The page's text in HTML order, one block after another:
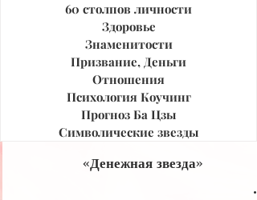
60 столпов личности
Здоровье
Знаменитости
Призвание, Деньги
Отношения
Психология Коучинг
Прогноз Ба Цзы
Символические звезды
«Денежная звезда»